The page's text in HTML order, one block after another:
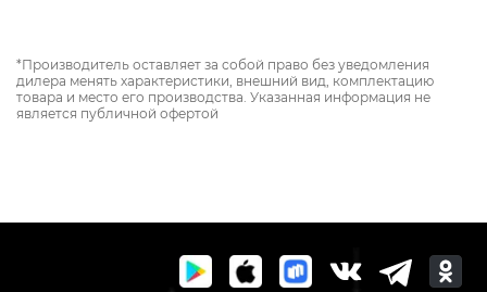
*Производитель оставляет за собой право без уведомления
дилера менять характеристики, внешний вид, комплектацию
товара и место его производства. Указанная информация не
является публичной офертой